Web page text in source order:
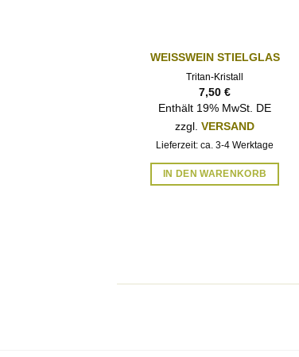
AUF DIE
WUNSCHLISTE
WEISSWEIN STIELGLAS
Tritan-Kristall
7,50€
Enthält 19% MwSt. DE
zzgl.VERSAND
Lieferzeit: ca. 3-4 Werktage
IN DEN WARENKORB